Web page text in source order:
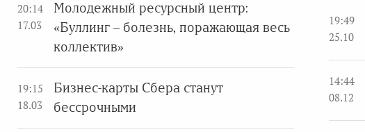
20:14
17.03
Молодежный ресурсный центр:
«Буллинг – болезнь, поражающая весь
коллектив»
19:15
18.03
Бизнес-карты Сбера станут
бессрочными
19:49
25.10
14:44
08.12